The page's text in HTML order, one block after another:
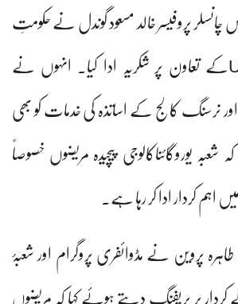
پروفیسر خالد مسعود گوندل نے حکومتِ
پنجاب اور UNFPAکے تعاون پر شکریہ ادا کیا۔ انہوں نے
نرسنگ کالج کے اساتذہ کی خدمات کو بھی
یوروگائناکالوجی پیچیدہ مریضوں خصوصاً
اہم کردار ادا کر رہا ہے۔
پروین نے مڈوائفری پروگرام اور شعبۂ